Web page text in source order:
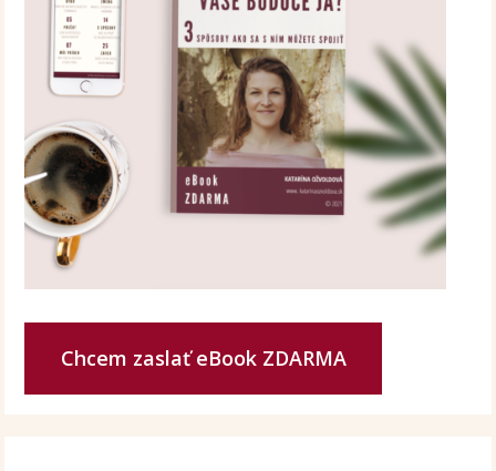
Chcem zaslať eBook ZDARMA